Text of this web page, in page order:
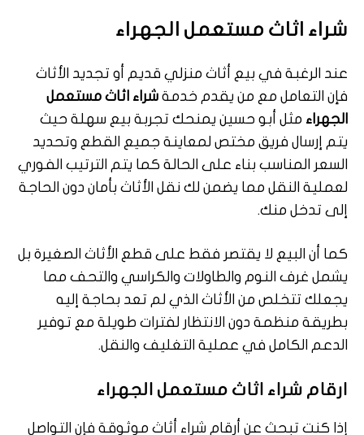
شراء اثاث مستعمل الجهراء
عند الرغبة في بيع أثاث منزلي قديم أو تجديد الأثاث
فإن التعامل مع من يقدم خدمة شراء اثاث مستعمل
الجهراء مثل أبو حسين يمنحك تجربة بيع سهلة حيث
يتم إرسال فريق مختص لمعاينة جميع القطع وتحديد
السعر المناسب بناء على الحالة كما يتم الترتيب الفوري
لعملية النقل مما يضمن لك نقل الأثاث بأمان دون الحاجة
إلى تدخل منك.
كما أن البيع لا يقتصر فقط على قطع الأثاث الصغيرة بل
يشمل غرف النوم والطاولات والكراسي والتحف مما
يجعلك تتخلص من الأثاث الذي لم تعد بحاجة إليه
بطريقة منظمة دون الانتظار لفترات طويلة مع توفير
الدعم الكامل في عملية التغليف والنقل.
ارقام شراء اثاث مستعمل الجهراء
إذا كنت تبحث عن أرقام شراء أثاث موثوقة فإن التواصل